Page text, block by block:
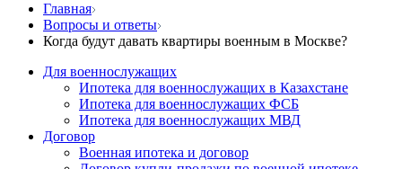
Главная
Вопросы и ответы
Когда будут давать квартиры военным в Москве?
Для военнослужащих
Ипотека для военнослужащих в Казахстане
Ипотека для военнослужащих ФСБ
Ипотека для военнослужащих МВД
Договор
Военная ипотека и договор